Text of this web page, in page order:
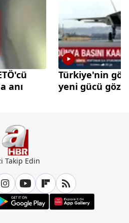
anı
Türkiye'nin
yeni gücü göz
Takip Edin